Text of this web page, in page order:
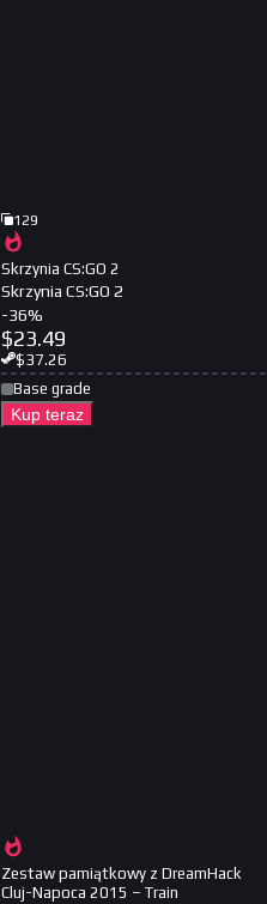
129
Skrzynia CS:GO 2
Skrzynia CS:GO 2
-36%
$23.49
$37.26
Base grade
Kup teraz
Zestaw pamiątkowy z DreamHack
Cluj-Napoca 2015 – Train